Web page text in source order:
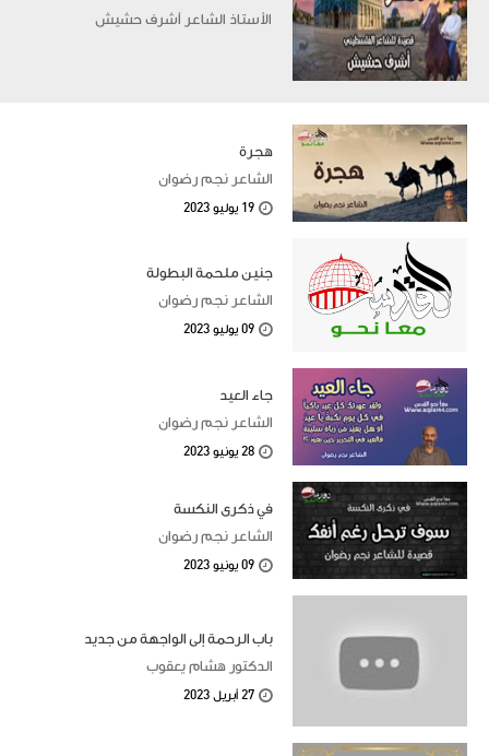
الأستاذ الشاعر أشرف حشيش
هجرة
الشاعر نجم رضوان
19 يوليو 2023
جنين ملحمة البطولة
الشاعر نجم رضوان
09 يوليو 2023
جاء العيد
الشاعر نجم رضوان
28 يونيو 2023
في ذكرى النكسة
الشاعر نجم رضوان
09 يونيو 2023
باب الرحمة إلى الواجهة من جديد
الدكتور هشام يعقوب
27 أبريل 2023